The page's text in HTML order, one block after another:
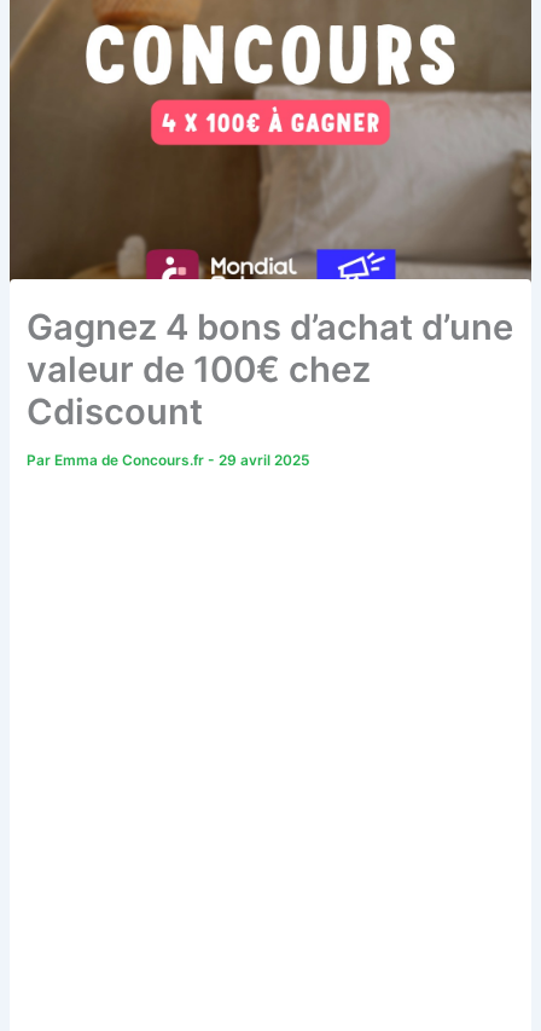
Gagnez 4 bons d’achat d’une
valeur de 100€ chez
Cdiscount
ParEmma de Concours.fr-29 avril 2025